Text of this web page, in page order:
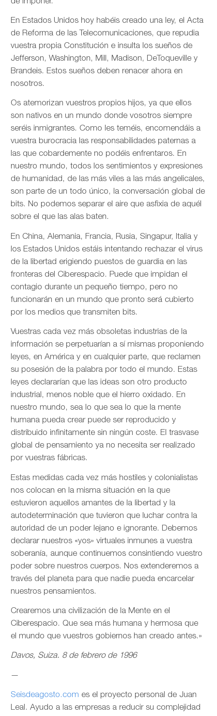
En Estados Unidos hoy habéis creado una ley, el Acta
de Reforma de las Telecomunicaciones, que repudia
vuestra propia Constitución e insulta los sueños de
Jefferson, Washington, Mill, Madison, DeToqueville y
Brandeis. Estos sueños deben renacer ahora en
nosotros.
Os atemorizan vuestros propios hijos, ya que ellos
son nativos en un mundo donde vosotros siempre
seréis inmigrantes. Como les teméis, encomendáis a
vuestra burocracia las responsabilidades paternas a
las que cobardemente no podéis enfrentaros. En
nuestro mundo, todos los sentimientos y expresiones
de humanidad, de las más viles a las más angelicales,
son parte de un todo único, la conversación global de
bits. No podemos separar el aire que asfixia de aquél
sobre el que las alas baten.
En China, Alemania, Francia, Rusia, Singapur, Italia y
los Estados Unidos estáis intentando rechazar el virus
de la libertad erigiendo puestos de guardia en las
fronteras del Ciberespacio. Puede que impidan el
contagio durante un pequeño tiempo, pero no
funcionarán en un mundo que pronto será cubierto
por los medios que transmiten bits.
Vuestras cada vez más obsoletas industrias de la
información se perpetuarían a sí mismas proponiendo
leyes, en América y en cualquier parte, que reclamen
su posesión de la palabra por todo el mundo. Estas
leyes declararían que las ideas son otro producto
industrial, menos noble que el hierro oxidado. En
nuestro mundo, sea lo que sea lo que la mente
humana pueda crear puede ser reproducido y
distribuido infinitamente sin ningún coste. El trasvase
global de pensamiento ya no necesita ser realizado
por vuestras fábricas.
Estas medidas cada vez más hostiles y colonialistas
nos colocan en la misma situación en la que
estuvieron aquellos amantes de la libertad y la
autodeterminación que tuvieron que luchar contra la
autoridad de un poder lejano e ignorante. Debemos
declarar nuestros «yos» virtuales inmunes a vuestra
soberanía, aunque continuemos consintiendo vuestro
poder sobre nuestros cuerpos. Nos extenderemos a
través del planeta para que nadie pueda encarcelar
nuestros pensamientos.
Crearemos una civilización de la Mente en el
Ciberespacio. Que sea más humana y hermosa que
el mundo que vuestros gobiernos han creado antes.»
Davos, Suiza. 8 de febrero de 1996
—
Seisdeagosto.com es el proyecto personal de Juan
Leal. Ayudo a las empresas a reducir su complejidad